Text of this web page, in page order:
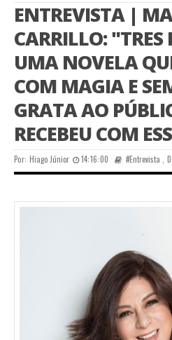
ENTREVISTA |
CARRILLO: "TRES
UMA NOVELA
COM MAGIA E
GRATA AO
RECEBEU COM
Por: Hiago Júnior 14:16:00 #Entrevista ,